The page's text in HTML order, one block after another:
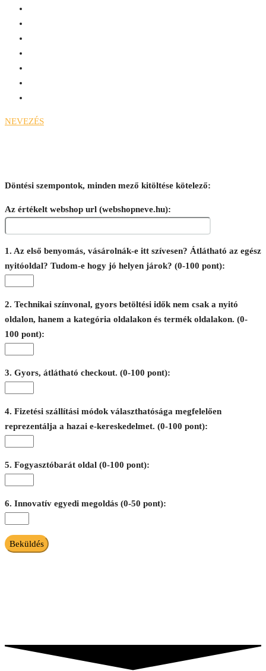
NEVEZÉS
Döntési szempontok, minden mező kitöltése kötelező:
Az értékelt webshop url (webshopneve.hu):
1. Az első benyomás, vásárolnák-e itt szívesen? Átlátható az egész
nyitóoldal? Tudom-e hogy jó helyen járok? (0-100 pont):
2. Technikai színvonal, gyors betöltési idők nem csak a nyitó
oldalon, hanem a kategória oldalakon és termék oldalakon. (0-
100 pont):
3. Gyors, átlátható checkout. (0-100 pont):
4. Fizetési szállítási módok választhatósága megfelelően
reprezentálja a hazai e-kereskedelmet. (0-100 pont):
5. Fogyasztóbarát oldal (0-100 pont):
6. Innovatív egyedi megoldás (0-50 pont):